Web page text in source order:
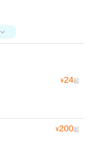

¥24起
¥200起